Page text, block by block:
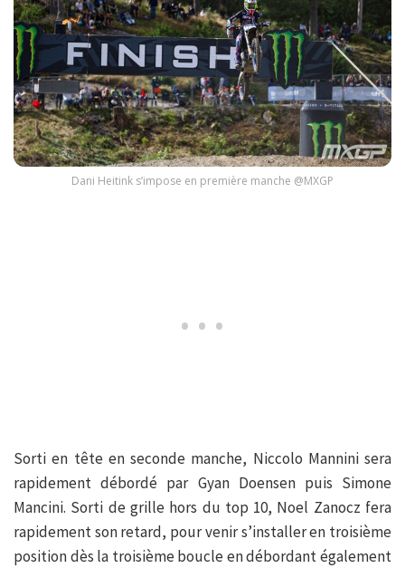
Dani Heitink s’impose en première manche @MXGP
Sorti en tête en seconde manche, Niccolo Mannini sera
rapidement débordé par Gyan Doensen puis Simone
Mancini. Sorti de grille hors du top 10, Noel Zanocz fera
rapidement son retard, pour venir s’installer en troisième
position dès la troisième boucle en débordant également